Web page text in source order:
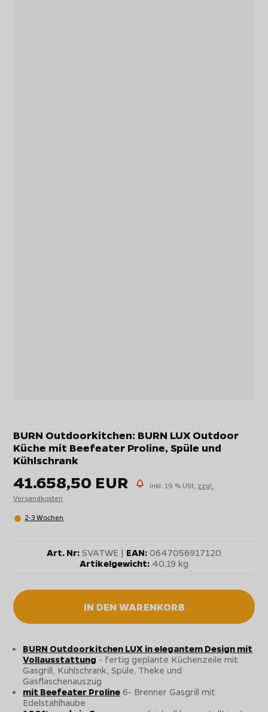
BURN Outdoorkitchen: BURN LUX Outdoor
Küche mit Beefeater Proline, Spüle und
Kühlschrank
41.658,50 EUR inkl. 19 % USt, zzgl.
Versandkosten
2-3 Wochen
Art. Nr: 5VATWE | EAN: 0647056917120
Artikelgewicht: 40,19 kg
IN DEN WARENKORB
BURN Outdoorkitchen LUX in elegantem Design mit
Vollausstattung - fertig geplante Küchenzeile mit
Gasgrill, Kühlschrank, Spüle, Theke und
Gasflaschenauszug
mit Beefeater Proline 6- Brenner Gasgrill mit
Edelstahlhaube